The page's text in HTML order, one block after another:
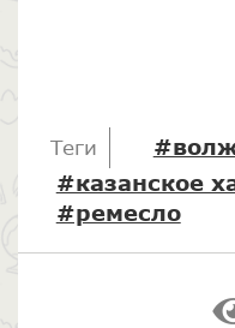
Теги
#казанское
#ремесло